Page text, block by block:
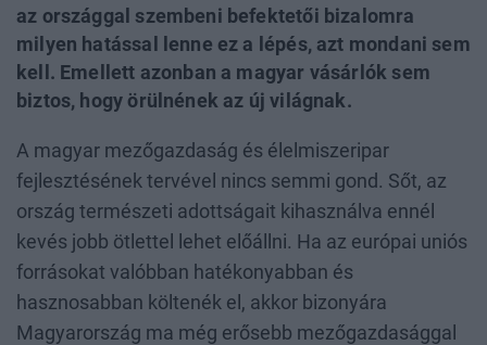
az országgal szembeni befektetői bizalomra
milyen hatással lenne ez a lépés, azt mondani sem
kell. Emellett azonban a magyar vásárlók sem
biztos, hogy örülnének az új világnak.
A magyar mezőgazdaság és élelmiszeripar
fejlesztésének tervével nincs semmi gond. Sőt, az
ország természeti adottságait kihasználva ennél
kevés jobb ötlettel lehet előállni. Ha az európai uniós
forrásokat valóbban hatékonyabban és
hasznosabban költenék el, akkor bizonyára
Magyarország ma még erősebb mezőgazdasággal